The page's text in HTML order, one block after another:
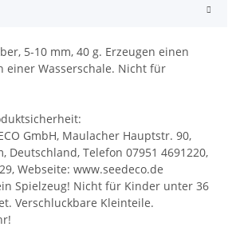
5-10 mm, 40 g. Erzeugen einen
einer Wasserschale. Nicht für
GmbH, Maulacher Hauptstr. 90,
Deutschland, Telefon 07951 4691220,
Webseite: www.seedeco.de
Spielzeug! Nicht für Kinder unter 36
Verschluckbare Kleinteile.